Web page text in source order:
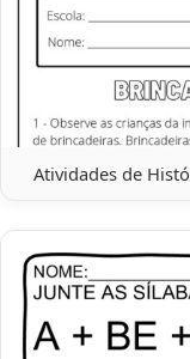
Atividades de